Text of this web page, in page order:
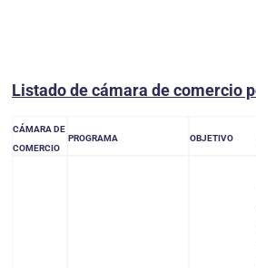
Listado de cámara de comercio
CÁMARA DE
COMERCIO
PROGRAMA OBJETIVO